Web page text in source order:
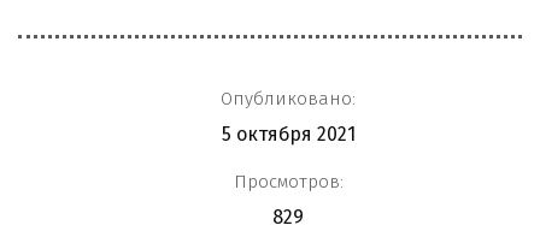
Опубликовано:
5 октября 2021
Просмотров:
829